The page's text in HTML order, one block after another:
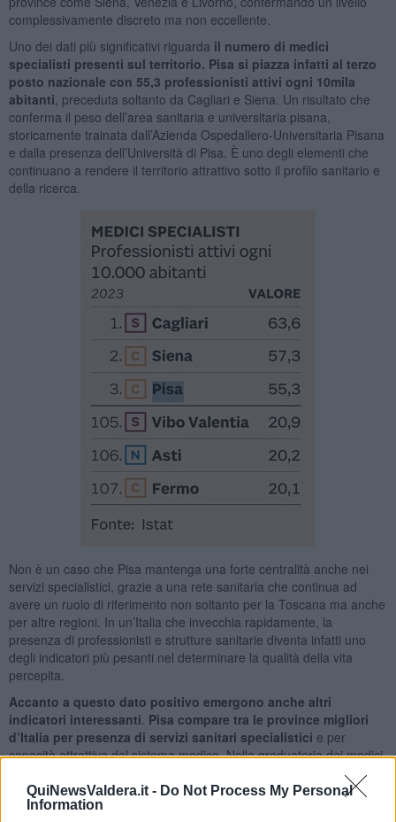
QuiNewsValdera.it - Do Not Process My Personal
Information
complessivamente discreto ma non eccellente.
Uno dei dati più significativi riguarda il numero di medici
specialisti presenti sul territorio. Pisa si piazza infatti al terzo
posto nazionale con 55,3 professionisti attivi ogni 10mila
abitanti , preceduta soltanto da Cagliari e Siena. Un risultato che
conferma il peso dell’area sanitaria e universitaria pisana,
storicamente trainata dall’Azienda Ospedaliero-Universitaria Pisana
e dalla presenza dell’Università di Pisa. È uno degli elementi che
continuano a rendere il territorio attrattivo sotto il profilo sanitario e
della ricerca.
Non è un caso che Pisa mantenga una forte centralità anche nei
servizi specialistici, grazie a una rete sanitaria che continua ad
avere un ruolo di riferimento non soltanto per la Toscana ma anche
per altre regioni. In un’Italia che invecchia rapidamente, la
presenza di professionisti e strutture sanitarie diventa infatti uno
degli indicatori più pesanti nel determinare la qualità della vita
percepita.
Accanto a questo dato positivo emergono anche altri
indicatori interessanti Pisa compare tra le province migliori
d’Italia per presenza di servizi sanitari specialistici e per
capacità attrattiva del sistema medico. Nella graduatoria dei medici
specialisti il territorio pisano è terzo in assoluto dietro soltanto a
Cagliari e Siena. Questo significa che la provincia mantiene un
rapporto molto alto tra popolazione e professionisti sanitari, un dato